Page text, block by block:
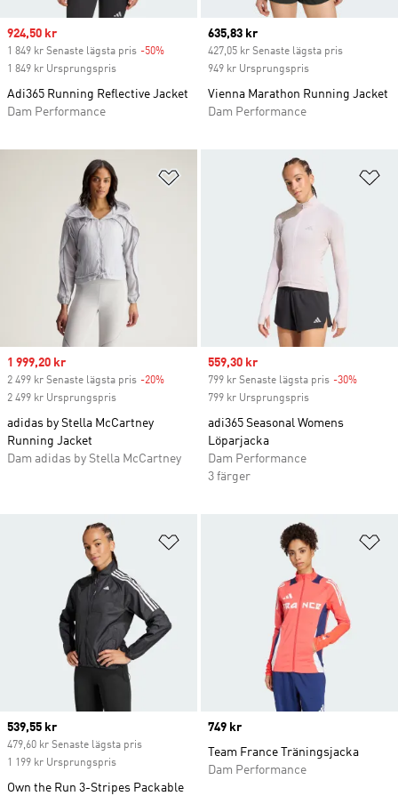
Sale price
924,50 kr
1 849 kr Senaste lägsta pris -50%
1 849 kr Ursprungspris
Adi365 Running Reflective Jacket
Dam Performance
Current price
635,83 kr
427,05 kr Senaste lägsta pris
949 kr Ursprungspris
Vienna Marathon Running Jacket
Dam Performance
Lägg till på önskelistan
Sale price
1 999,20 kr
2 499 kr Senaste lägsta pris -20%
2 499 kr Ursprungspris
adidas by Stella McCartney
Running Jacket
Dam adidas by Stella McCartney
Sale price
559,30 kr
799 kr Senaste lägsta pris -30%
799 kr Ursprungspris
adi365 Seasonal Womens
Löparjacka
Dam Performance
3 färger
Lägg till på önskelistan
Current price
539,55 kr
479,60 kr Senaste lägsta pris
1 199 kr Ursprungspris
Own the Run 3-Stripes Packable
Price
749 kr
Team France Träningsjacka
Dam Performance